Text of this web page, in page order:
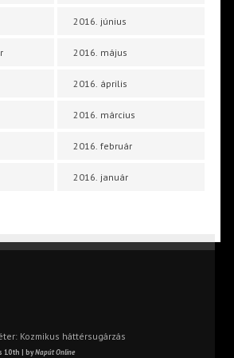
2016. június
2016. május
2016. április
2016. március
2016. február
2016. január
Kozmikus háttérsugárzás
10th | byNapút Online